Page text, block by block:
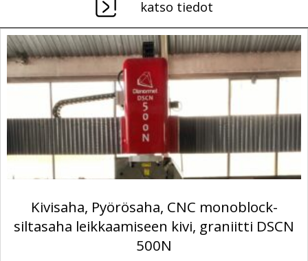
katso tiedot
Kivisaha, Pyörösaha, CNC monoblock-
siltasaha leikkaamiseen kivi, graniitti DSCN
500N